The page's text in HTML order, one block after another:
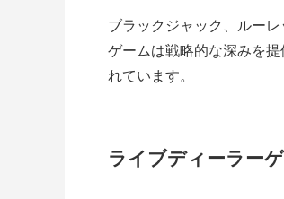
ブラックジャック、ルー
ゲームは戦略的な深みを
れています。
ライブディーラー